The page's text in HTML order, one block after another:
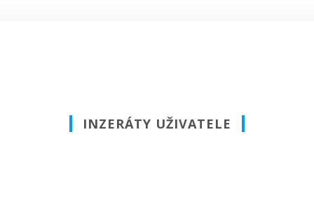
INZERÁTY UŽIVATELE